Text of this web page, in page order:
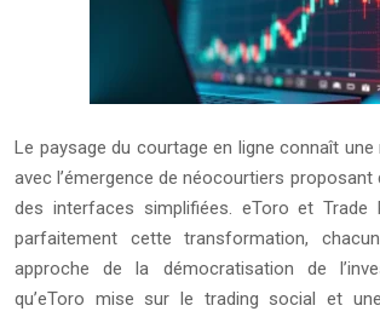
Le paysage du courtage en ligne connaît
avec l’émergence de néocourtiers
des interfaces simplifiées. eToro et Trade
parfaitement cette transformation,
approche de la démocratisation de
qu’eToro mise sur le trading social et